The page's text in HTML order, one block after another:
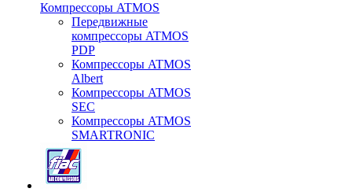
Компрессоры ATMOS
Передвижные
компрессоры ATMOS
PDP
Компрессоры ATMOS
Albert
Компрессоры ATMOS
SEC
Компрессоры ATMOS
SMARTRONIC